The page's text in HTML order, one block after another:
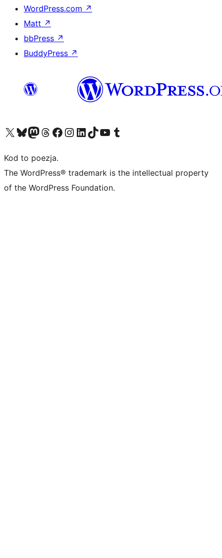
WordPress.com ↗
Matt ↗
bbPress ↗
BuddyPress ↗
Odwiedź nasze konto X (dawniej Twitter)
Odwiedź nasze konto Bluesky
Odwiedź nasze konto na Mastodoncie
Odwiedź naszego Threadsa
Odwiedź naszego Facebooka
Odwiedź nasze konto na Instagramie
Odwiedź nasze konto na LinkedIn
Odwiedź naszego TikToka
Odwiedź nasz kanał YouTube
Odwiedź naszego Tumblra
Kod to poezja.
The WordPress® trademark is the intellectual property
of the WordPress Foundation.